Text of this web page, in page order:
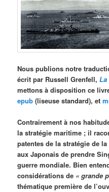
Nous publions notre
écrit par Russell Grenfell,La
mettons à disposition ce
epub (liseuse standard), et
Contrairement à nos
la stratégie maritime ; il
patentes de la stratégie de
aux Japonais de prendre
guerre mondiale. Bien
considérations de « grande
thématique première de